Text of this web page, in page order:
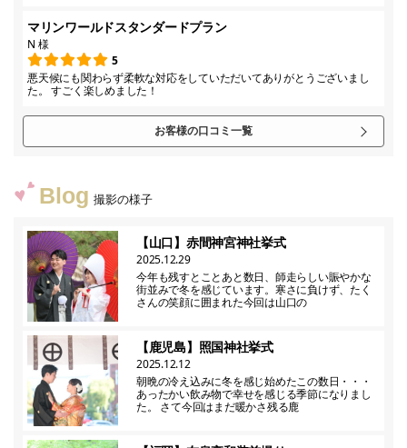
マリンワールドスタンダードプラン
N 様
5
悪天候にも関わらず柔軟な対応をしていただいてありがとうございまし
た。 すごく楽しめました！
お客様の口コミ一覧
Blog 撮影の様子
【山口】赤間神宮神社挙式
2025.12.29
今年も残すとことあと数日、師走らしい賑やかな
街並みで冬を感じています。寒さに負けず、たく
さんの笑顔に囲まれた今回は山口の
【鹿児島】照国神社挙式
2025.12.12
朝晩の冷え込みに冬を感じ始めたこの数日・・・
あったかい飲み物で幸せを感じる季節になりまし
た。 さて今回はまだ暖かさ残る鹿